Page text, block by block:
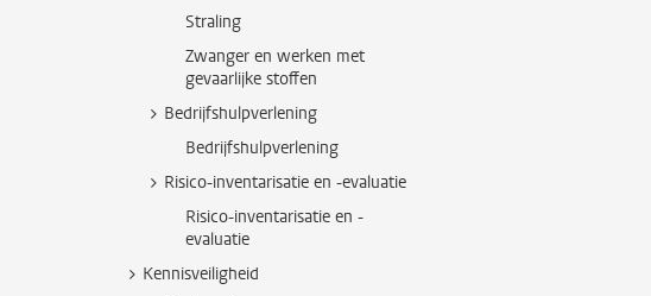
Straling
Zwanger en werken met
gevaarlijke stoffen
Bedrijfshulpverlening
Bedrijfshulpverlening
Risico-inventarisatie en -evaluatie
Risico-inventarisatie en -
evaluatie
Kennisveiligheid